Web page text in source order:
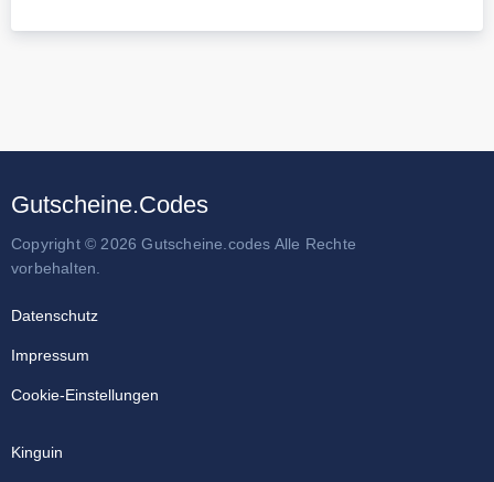
Gutscheine.Codes
Copyright © 2026 Gutscheine.codes Alle Rechte
vorbehalten.
Datenschutz
Impressum
Cookie-Einstellungen
Kinguin